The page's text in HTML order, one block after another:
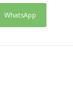
WhatsApp